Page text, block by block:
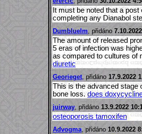
It must be noted that a
completing any Dianabol
Dumbluelm , přidáno
The amount of released
5 eras of infection was
as compared to cultures of
diuretic
Georieget, přidáno 17.9.2022
This is the advanced stage
bone loss.does
juirway , přidáno 13.9.2022
osteoporosis tamoxifen
Advogma , přidáno 10.9.2022